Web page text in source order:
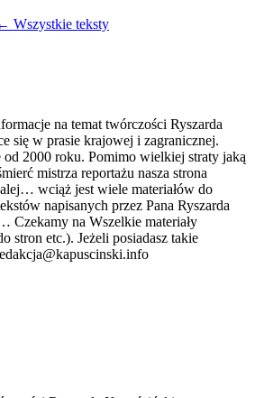
Wszystkie teksty
na temat twórczości Ryszarda
się w prasie krajowej i zagranicznej.
2000 roku. Pomimo wielkiej straty jaką
mistrza reportażu nasza strona
wciąż jest wiele materiałów do
napisanych przez Pana Ryszarda
Czekamy na Wszelkie materiały
stron etc.). Jeżeli posiadasz takie